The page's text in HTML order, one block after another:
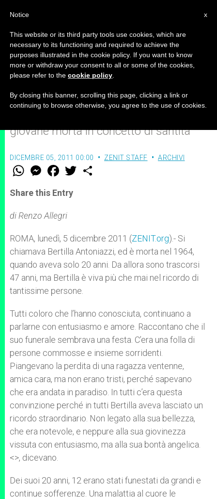
Gesù: Il segreto di Bertilla
Singolare iniziativa natalizia per
giovane morta in concetto di santità
DICEMBRE 05, 2011 00:00 ZENIT STAFF ARCHIVI
W
t
s
p
p
M
e
s
e
g
e
F
a
e
b
o
k
w
Share this Entry
di Renzo Allegri
ROMA, lunedì, 5 dicembre 2011 (ZENIT.org).- Si
chiamava Bertilla Antoniazzi, ed è morta nel 1964,
quando aveva solo 20 anni. Da allora sono trascorsi
47 anni, ma Bertilla è viva più che mai nel ricordo di
tantissime persone.
Tutti coloro che l’hanno conosciuta, continuano a
parlarne con entusiasmo e amore. Raccontano che il
suo funerale sembrava una festa. C’era una folla di
persone commosse e insieme sorridenti.
Piangevano la perdita di una ragazza ventenne,
amica cara, ma non erano tristi, perché sapevano
che era andata in paradiso. In tutti c’era questa
convinzione perché in tutti Bertilla aveva lasciato un
ricordo straordinario. Non legato alla sua bellezza,
che era notevole, e neppure alla sua giovinezza
vissuta con entusiasmo, ma alla sua bontà angelica.
<>, dicevano.
Dei suoi 20 anni, 12 erano stati funestati da grandi e
continue sofferenze. Una malattia al cuore le
x
Notice
This website or its third party tools use cookies, which are
necessary to its functioning and required to achieve the
purposes illustrated in the cookie policy. If you want to know
more or withdraw your consent to all or some of the cookies,
please refer to the cookie policy
By closing this banner, scrolling this page, clicking a link or
continuing to browse otherwise, you agree to the use of cookies.